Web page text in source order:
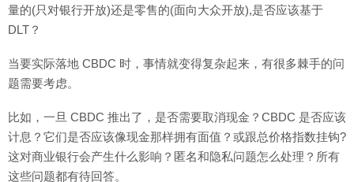
量的(只对银行开放)还是零售的(面向大众开放),是否应该基于
DLT？
当要实际落地 CBDC 时，事情就变得复杂起来，有很多棘手的问
题需要考虑。
比如，一旦 CBDC 推出了，是否需要取消现金？CBDC 是否应该
计息？它们是否应该像现金那样拥有面值？或跟总价格指数挂钩?
这对商业银行会产生什么影响？匿名和隐私问题怎么处理？所有
这些问题都有待回答。